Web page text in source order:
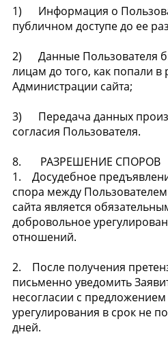
1) Информация о
публичном доступе до ее
2) Данные Пользователя
лицам до того, как попали
Администрации сайта;
3) Передача данных
согласия Пользователя.
8. РАЗРЕШЕНИЕ СПОРОВ
1. Досудебное
спора между
сайта является
добровольное
отношений.
2. После получения
письменно уведомить
несогласии с
урегулирования в срок не
дней.